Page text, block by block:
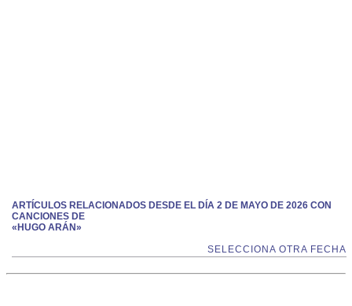
ARTÍCULOS RELACIONADOS DESDE EL DÍA 2 DE MAYO DE 2026 CON
CANCIONES DE
«HUGO ARÁN»
SELECCIONA OTRA FECHA